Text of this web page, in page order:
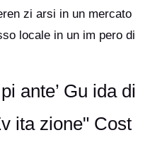
zi arsi in un mercato
locale in un im pero di
ante’ Gu ida di
ita zione" Cost